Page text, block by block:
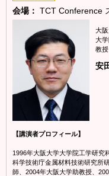
会場： TCT Conference
大
大
教授
安
【講演者プロフィール】
1996年大阪大学大学院工学研究
科学技術庁金属材料技術研究所
師、2004年大阪大学助教授、